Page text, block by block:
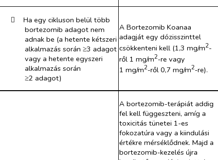
​
Ha egy cikluson belül több
bortezomib adagot nem
adnak be (a hetente kétszeri
alkalmazás során ≥3 adagot
vagy a hetente egyszeri
alkalmazás során
≥2 adagot)
A Bortezomib Koanaa
adagját egy dózisszinttel
csökkenteni kell (1,3 mg/m2-
ről 1 mg/m2-re vagy
1 mg/m2-ről 0,7 mg/m2-re).
A bortezomib-terápiát addig
fel kell függeszteni, amíg a
toxicitás tünetei 1-es
fokozatúra vagy a kiindulási
értékre mérséklődnek. Majd a
bortezomib-kezelés újra